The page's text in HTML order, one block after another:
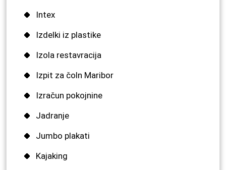
Intex
Izdelki iz plastike
Izola restavracija
Izpit za čoln Maribor
Izračun pokojnine
Jadranje
Jumbo plakati
Kajaking